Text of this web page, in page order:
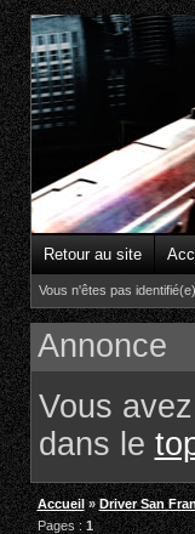
Retour au site
Vous n'êtes pas identifié(e).
Annonce
Vous
dans le
Accueil »Driver San
Pages :1